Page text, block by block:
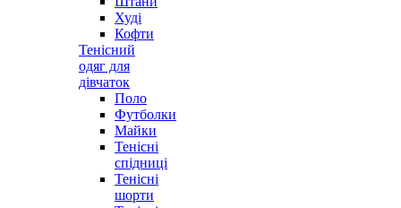
Худі
Кофти
Тенісний
одяг для
дівчаток
Поло
Футболки
Майки
Тенісні
спідниці
Тенісні
шорти